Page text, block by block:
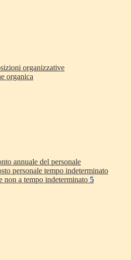
organizzative
organica
annuale del personale
personale tempo indeterminato
non a tempo indeterminato 5